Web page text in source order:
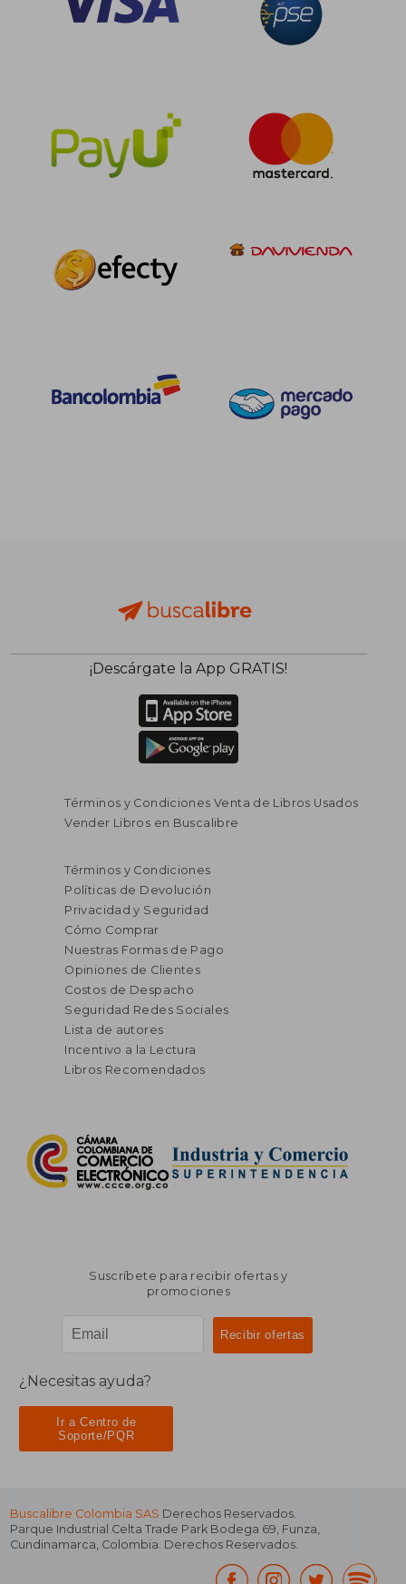
¡Descárgate la App GRATIS!
Términos y Condiciones Venta de Libros Usados
Vender Libros en Buscalibre
Términos y Condiciones
Políticas de Devolución
Privacidad y Seguridad
Cómo Comprar
Nuestras Formas de Pago
Opiniones de Clientes
Costos de Despacho
Seguridad Redes Sociales
Lista de autores
Incentivo a la Lectura
Libros Recomendados
Suscríbete para recibir ofertas y
promociones
¿Necesitas ayuda?
Ir a Centro de
Soporte/PQR
Buscalibre Colombia SAS Derechos Reservados.
Parque Industrial Celta Trade Park Bodega 69, Funza,
Cundinamarca, Colombia. Derechos Reservados.